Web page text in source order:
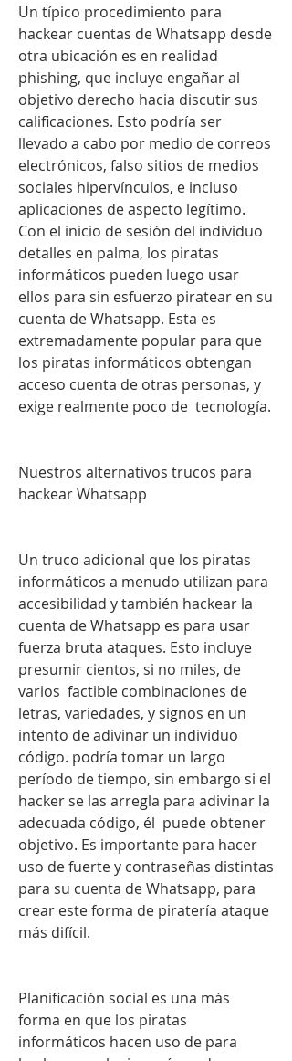
Un típico procedimiento para
hackear cuentas de Whatsapp desde
otra ubicación es en realidad
phishing, que incluye engañar al
objetivo derecho hacia discutir sus
calificaciones. Esto podría ser
llevado a cabo por medio de correos
electrónicos, falso sitios de medios
sociales hipervínculos, e incluso
aplicaciones de aspecto legítimo.
Con el inicio de sesión del individuo
detalles en palma, los piratas
informáticos pueden luego usar
ellos para sin esfuerzo piratear en su
cuenta de Whatsapp. Esta es
extremadamente popular para que
los piratas informáticos obtengan
acceso cuenta de otras personas, y
exige realmente poco de  tecnología.
Nuestros alternativos trucos para
hackear Whatsapp
Un truco adicional que los piratas
informáticos a menudo utilizan para
accesibilidad y también hackear la
cuenta de Whatsapp es para usar
fuerza bruta ataques. Esto incluye
presumir cientos, si no miles, de
varios  factible combinaciones de
letras, variedades, y signos en un
intento de adivinar un individuo
código. podría tomar un largo
período de tiempo, sin embargo si el
hacker se las arregla para adivinar la
adecuada código, él  puede obtener
objetivo. Es importante para hacer
uso de fuerte y contraseñas distintas
para su cuenta de Whatsapp, para
crear este forma de piratería ataque
más difícil.
Planificación social es una más
forma en que los piratas
informáticos hacen uso de para